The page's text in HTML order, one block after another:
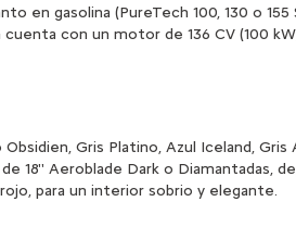
gasolina (PureTech 100, 130 o 155
con un motor de 136 CV (100
Gris Platino, Azul Iceland, Gris
Aeroblade Dark o Diamantadas,
para un interior sobrio y elegante.